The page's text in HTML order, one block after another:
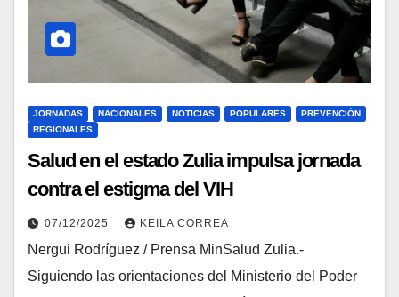
JORNADAS NACIONALES NOTICIAS POPULARES
PREVENCIÓN
REGIONALES
Salud en el estado Zulia impulsa jornada
contra el estigma del VIH
07/12/2025 KEILA CORREA
Nergui Rodríguez / Prensa MinSalud Zulia.-
Siguiendo las orientaciones del Ministerio del Poder